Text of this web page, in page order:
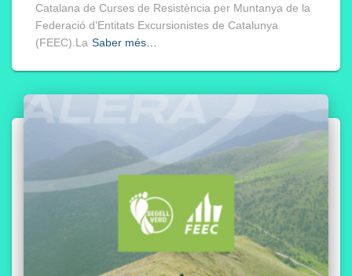
Catalana de Curses de Resistència per Muntanya de la
Federació d’Entitats Excursionistes de Catalunya
(FEEC).La Saber més…